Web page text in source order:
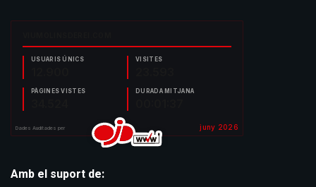
Amb el suport de: